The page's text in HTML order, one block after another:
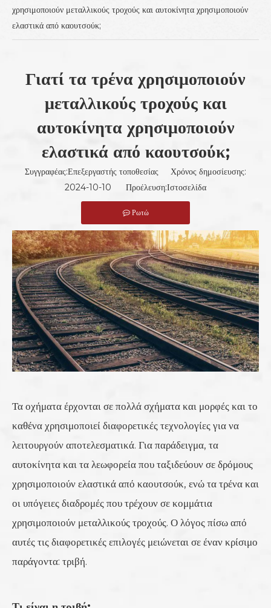
χρησιμοποιούν μεταλλικούς τροχούς και αυτοκίνητα χρησιμοποιούν
ελαστικά από καουτσούκ;
Γιατί τα τρένα χρησιμοποιούν
μεταλλικούς τροχούς και
αυτοκίνητα χρησιμοποιούν
ελαστικά από καουτσούκ;
Συγγραφέας:Επεξεργαστής τοποθεσίας Χρόνος δημοσίευσης:
2024-10-10 Προέλευση:Ιστοσελίδα
Ρωτώ
Τα οχήματα έρχονται σε πολλά σχήματα και μορφές και το
καθένα χρησιμοποιεί διαφορετικές τεχνολογίες για να
λειτουργούν αποτελεσματικά. Για παράδειγμα, τα
αυτοκίνητα και τα λεωφορεία που ταξιδεύουν σε δρόμους
χρησιμοποιούν ελαστικά από καουτσούκ, ενώ τα τρένα και
οι υπόγειες διαδρομές που τρέχουν σε κομμάτια
χρησιμοποιούν μεταλλικούς τροχούς. Ο λόγος πίσω από
αυτές τις διαφορετικές επιλογές μειώνεται σε έναν κρίσιμο
παράγοντα: τριβή.